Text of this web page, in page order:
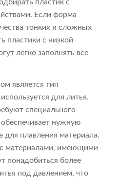
пластик с
Если форма
тонких и сложных
пластики с низкой
легко заполнять все
является тип
для литья.
специального
нужную
для плавления материала.
материалами, имеющими
понадобиться более
под давлением, что